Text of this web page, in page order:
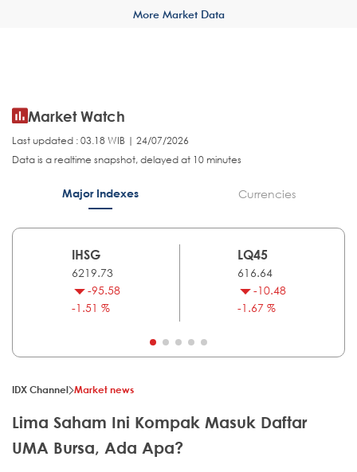
More Market Data
Market Watch
Last updated : 03.18 WIB | 24/07/2026
Data is a realtime snapshot, delayed at 10 minutes
Major Indexes Currencies
IHSG
6219.73
-95.58
-1.51 %
LQ45
616.64
-10.48
-1.67 %
IDX Channel Market news
Lima Saham Ini Kompak Masuk Daftar
UMA Bursa, Ada Apa?